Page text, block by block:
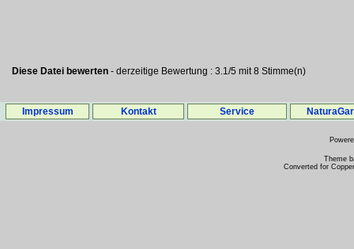
Diese Datei bewerten - derzeitige Bewertung : 3.1/5 mit 8 Stimme(n)
Impressum Kontakt Service
Theme
Converted for